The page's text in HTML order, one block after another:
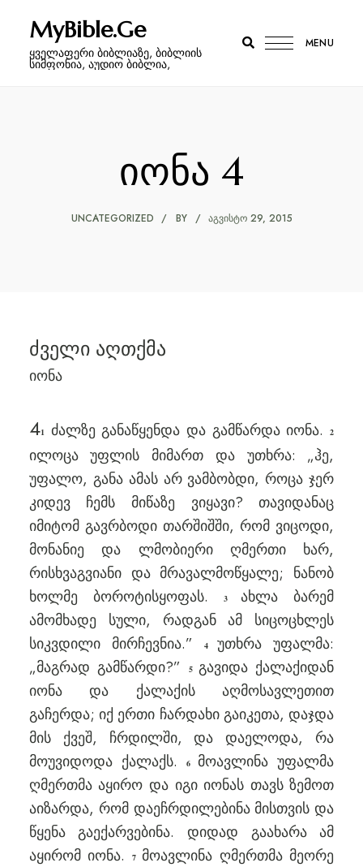
MyBible.Ge
ყველაფერი ბიბლიაზე, ბიბლიის
სიმფონია, აუდიო ბიბლია,
MENU
იონა 4
UNCATEGORIZED BY ᲐᲒᲕᲘᲡᲢᲝ 29, 2015
ძველი აღთქმა
იონა
41 ძალზე განაწყენდა და გამწარდა იონა.2
ილოცა უფლის მიმართ და უთხრა: „ჰე,
უფალო, განა ამას არ ვამბობდი, როცა ჯერ
კიდევ ჩემს მიწაზე ვიყავი? თავიდანაც
იმიტომ გავრბოდი თარშიშში, რომ ვიცოდი,
მონანიე და ლმობიერი ღმერთი ხარ,
რისხვაგვიანი და მრავალმოწყალე; ნანობ
ხოლმე ბოროტისყოფას.
3 ახლა ბარემ
ამომხადე სული, რადგან ამ სიცოცხლეს
სიკვდილი მირჩევნია.”
4უთხრა უფალმა:
„მაგრად გამწარდი?”
5 გავიდა ქალაქიდან
იონა და ქალაქის აღმოსავლეთით
გაჩერდა; იქ ერთი ჩარდახი გაიკეთა, დაჯდა
მის ქვეშ, ჩრდილში, და დაელოდა, რა
მოუვიდოდა ქალაქს.
6 მოავლინა უფალმა
ღმერთმა აყირო და იგი იონას თავს ზემოთ
აიზარდა, რომ დაეჩრდილებინა მისთვის და
წყენა გაექარვებინა. დიდად გაახარა ამ
აყირომ იონა.7 მოავლინა ღმერთმა მეორე